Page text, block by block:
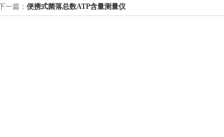
一篇： 便携式菌落总数ATP含量测量仪